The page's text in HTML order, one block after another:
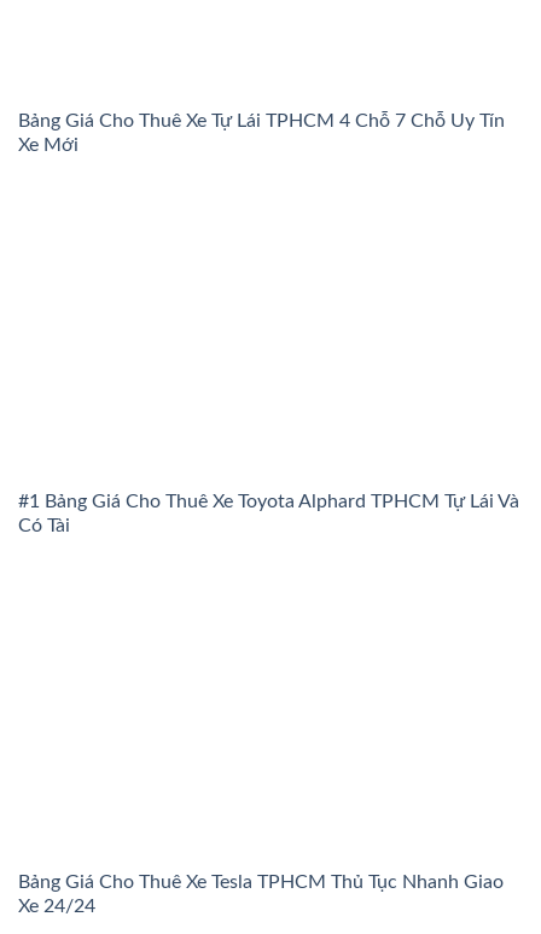
Bảng Giá Cho Thuê Xe Tự Lái TPHCM 4 Chỗ 7 Chỗ Uy Tín
Xe Mới
#1 Bảng Giá Cho Thuê Xe Toyota Alphard TPHCM Tự Lái Và
Có Tài
Bảng Giá Cho Thuê Xe Tesla TPHCM Thủ Tục Nhanh Giao
Xe 24/24